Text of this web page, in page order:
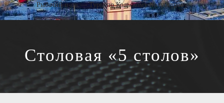
Рыбачий п-ов — Туры по Кольскому полуострову
Столовая «5 столов»